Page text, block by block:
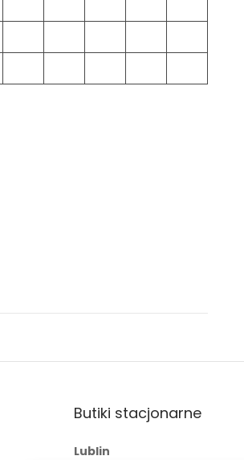
Butiki stacjonarne
Lublin